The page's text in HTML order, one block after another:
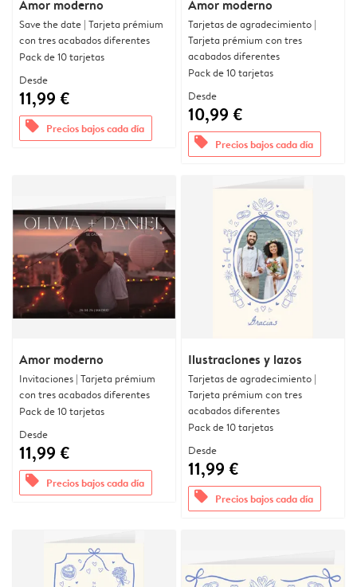
Amor moderno
Save the date | Tarjeta prémium
con tres acabados diferentes
Pack de 10 tarjetas
Desde
11,99 €
offers Precios bajos cada día
Amor moderno
Tarjetas de agradecimiento |
Tarjeta prémium con tres
acabados diferentes
Pack de 10 tarjetas
Desde
10,99 €
offers Precios bajos cada día
Amor moderno
Invitaciones | Tarjeta prémium
con tres acabados diferentes
Pack de 10 tarjetas
Desde
11,99 €
offers Precios bajos cada día
Ilustraciones y lazos
Tarjetas de agradecimiento |
Tarjeta prémium con tres
acabados diferentes
Pack de 10 tarjetas
Desde
11,99 €
offers Precios bajos cada día